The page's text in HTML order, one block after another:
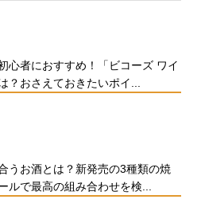
心者におすすめ！「ビコーズ ワイ
？おさえておきたいポイ...
うお酒とは？新発売の3種類の焼
ルで最高の組み合わせを検...